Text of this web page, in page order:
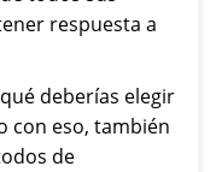
respuesta a
deberías elegir
con eso, también
de